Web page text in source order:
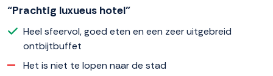
“Prachtig luxueus hotel”
Heel sfeervol, goed eten en een zeer uitgebreid
ontbijtbuffet
Het is niet te lopen naar de stad